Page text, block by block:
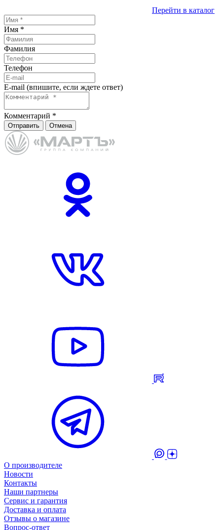
Перейти в каталог
Имя *
Фамилия
Телефон
E-mail (впишите, если ждете ответ)
Комментарий *
Отправить Отмена
О производителе
Новости
Контакты
Наши партнеры
Сервис и гарантия
Доставка и оплата
Отзывы о магазине
Вопрос-ответ